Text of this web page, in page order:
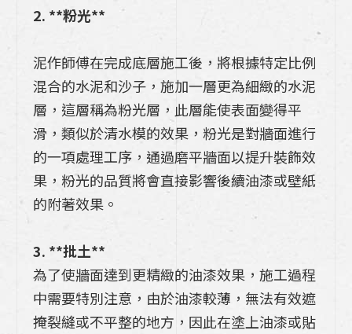
2. **粉光**
泥作師傅在完成底層施工後，將根據特定比例
混合的水泥和沙子，施加一層更為細緻的水泥
層，這層稱為粉光層，此層能使表面變得平
滑，類似於清水模的效果，粉光是對牆面進行
的一項處理工序，通過磨平牆面以提升裝飾效
果，粉光的品質將會直接影響後續油漆或壁紙
的附著效果。
3. **批土**
為了使牆面達到更精緻的油漆效果，施工過程
中需要特別注意，由於油漆較薄，無法有效遮
掩裂縫或不平整的地方，因此在塗上油漆或貼